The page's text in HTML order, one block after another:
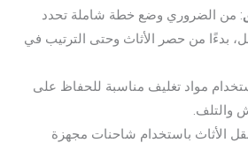
: من الضروري وضع خطة شاملة تحدد
بدءًا من حصر الأثاث وحتى الترتيب في
مواد تغليف مناسبة للحفاظ على
والتلف.
الأثاث باستخدام شاحنات مجهزة